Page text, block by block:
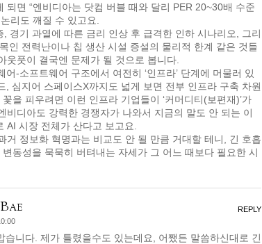
되면 “엔비디아는 닷컴 버블 때와 달리 PER 20~30배 수준
리도 깨질 수 있고요.
경기 과열에 따른 금리 인상 후 급격한 인하 시나리오, 그리
인 전력난이나 칩 생산 시설 증설의 물리적 한계 같은 것들
웃풋이 결국엔 문제가 될 것으로 봅니다.
-소프트웨어 구조에서 여전히 ‘인프라’ 단계에 머물러 있
, 심지어 스페이스X까지도 넓게 보면 전부 인프라 구축 차원
을 피우려면 이런 인프라 기업들이 ‘커머디티(보편재)’가
비디아도 강력한 경쟁자가 나와서 지금의 말도 안 되는 이
AI 시장 전체가 산다고 보고요.
거 정보화 혁명과는 비교도 안 될 만큼 거대할 테니, 긴 호흡
동성을 묵묵히 버텨내는 자세가 그 어느 때보다 필요한 시
습니다. 제가 틀렸을수도 있는데요, 어쨌든 말씀하신대로 긴
REPLY